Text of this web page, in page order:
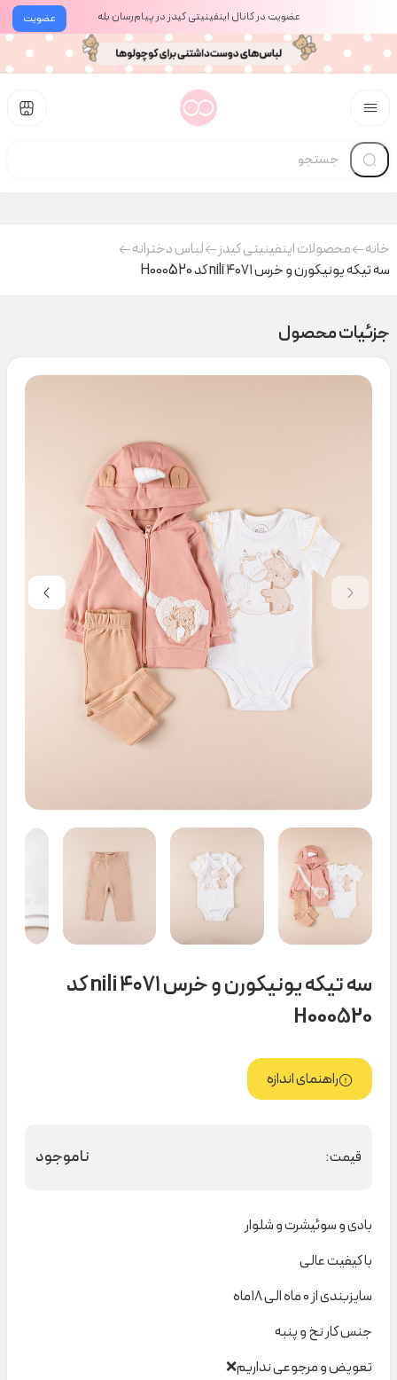
عضویت عضویت در کانال اینفینیتی کیدز در پیام‌رسان بله
خانه محصولات اینفینیتی کیدز
لباس دخترانه
سه تیکه یونیکورن و خرس ۴۰۷۱ nili کد H000520
جزئیات محصول
سه تیکه یونیکورن و خرس ۴۰۷۱ nili کد
H000520
راهنمای اندازه
قیمت: ناموجود
بادی و سوئیشرت و شلوار
با کیفیت عالی
سایزبندی از ۰ ماه الی ۱۸ماه
جنس کار نخ و پنبه
تعویض و مرجوعی نداریم❌